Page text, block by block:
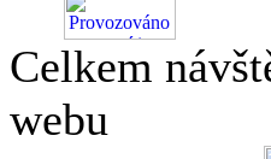
Celkem
webu